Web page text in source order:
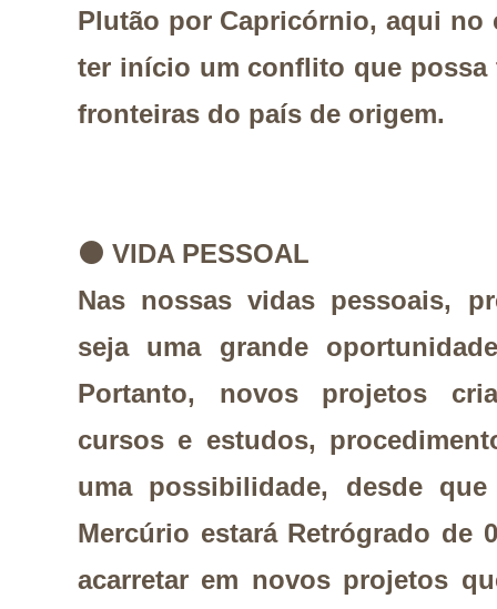
Plutão por Capricórnio, aqui no
ter início um conflito que possa
fronteiras do país de origem.
⚫ VIDA PESSOAL
Nas nossas vidas pessoais,
seja uma grande
Portanto, novos projetos
cursos e estudos,
uma possibilidade, desde
Mercúrio estará Retrógrado de
acarretar em novos projetos